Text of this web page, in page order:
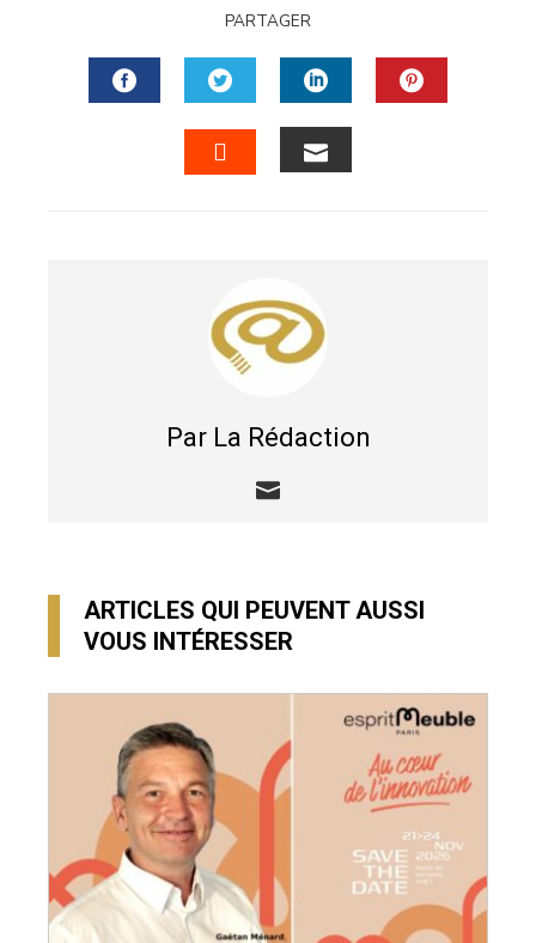
PARTAGER
FACEBOOKTWITTERLINKEDIN
Par La Rédaction
ARTICLES QUI PEUVENT AUSSI
VOUS INTÉRESSER